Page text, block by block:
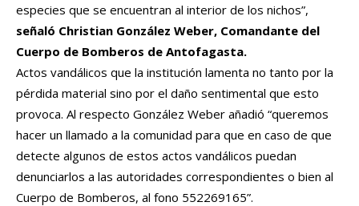
especies que se encuentran al interior de los nichos”,
señaló Christian González Weber, Comandante del
Cuerpo de Bomberos de Antofagasta.
Actos vandálicos que la institución lamenta no tanto por la
pérdida material sino por el daño sentimental que esto
provoca. Al respecto González Weber añadió “queremos
hacer un llamado a la comunidad para que en caso de que
detecte algunos de estos actos vandálicos puedan
denunciarlos a las autoridades correspondientes o bien al
Cuerpo de Bomberos, al fono 552269165”.